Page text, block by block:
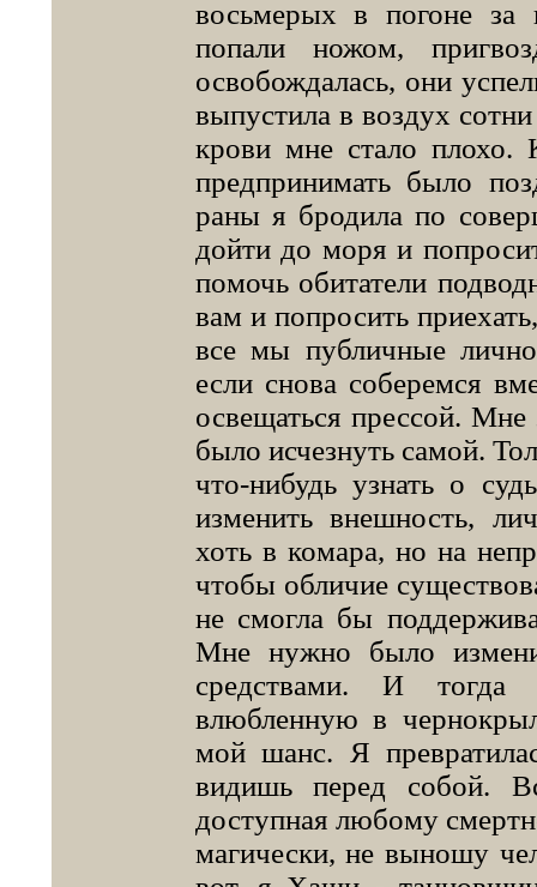
восьмерых в погоне
попали ножом,
освобождалась, они
выпустила в воздух
крови мне стало плохо.
предпринимать было
раны я бродила по
дойти до моря и
помочь обитатели
вам и попросить
все мы публичные
если снова соберемся
освещаться прессой.
было исчезнуть самой.
что-нибудь узнать о
изменить внешность,
хоть в комара, но на
чтобы обличие
не смогла бы
Мне нужно было
средствами. И
влюбленную в
мой шанс. Я
видишь перед собой.
доступная любому
магически, не выношу